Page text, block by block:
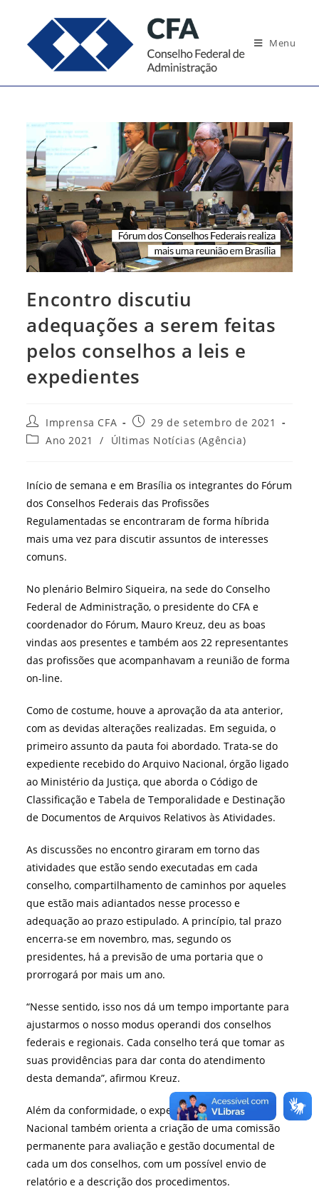
conteúdo
Menu
Encontro discutiu
adequações a serem feitas
pelos conselhos a leis e
expedientes
Autor
do
post:
Imprensa CFA
Post
publicado:
29 de setembro de 2021
Categoria
Ano 2021 / Últimas Notícias (Agência)
Início de semana e em Brasília os integrantes do Fórum
dos Conselhos Federais das Profissões
Regulamentadas se encontraram de forma híbrida
mais uma vez para discutir assuntos de interesses
comuns.
No plenário Belmiro Siqueira, na sede do Conselho
Federal de Administração, o presidente do CFA e
coordenador do Fórum, Mauro Kreuz, deu as boas
vindas aos presentes e também aos 22 representantes
das profissões que acompanhavam a reunião de forma
on-line.
Como de costume, houve a aprovação da ata anterior,
com as devidas alterações realizadas. Em seguida, o
primeiro assunto da pauta foi abordado. Trata-se do
expediente recebido do Arquivo Nacional, órgão ligado
ao Ministério da Justiça, que aborda o Código de
Classificação e Tabela de Temporalidade e Destinação
de Documentos de Arquivos Relativos às Atividades.
As discussões no encontro giraram em torno das
atividades que estão sendo executadas em cada
conselho, compartilhamento de caminhos por aqueles
que estão mais adiantados nesse processo e
adequação ao prazo estipulado. A princípio, tal prazo
encerra-se em novembro, mas, segundo os
presidentes, há a previsão de uma portaria que o
prorrogará por mais um ano.
“Nesse sentido, isso nos dá um tempo importante para
ajustarmos o nosso modus operandi dos conselhos
federais e regionais. Cada conselho terá que tomar as
suas providências para dar conta do atendimento
desta demanda”, afirmou Kreuz.
Além da conformidade, o expediente do Arquivo
Nacional também orienta a criação de uma comissão
permanente para avaliação e gestão documental de
cada um dos conselhos, com um possível envio de
relatório e a descrição dos procedimentos.